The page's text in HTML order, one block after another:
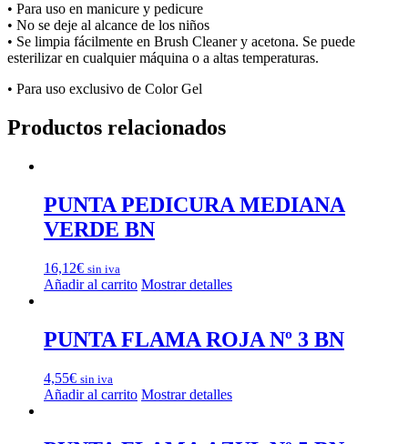
• Para uso en manicure y pedicure
• No se deje al alcance de los niños
• Se limpia fácilmente en Brush Cleaner y acetona. Se puede
esterilizar en cualquier máquina o a altas temperaturas.
• Para uso exclusivo de Color Gel
Productos relacionados
PUNTA PEDICURA MEDIANA
VERDE BN
16,12€ sin iva
Añadir al carrito Mostrar detalles
PUNTA FLAMA ROJA Nº 3 BN
4,55€ sin iva
Añadir al carrito Mostrar detalles